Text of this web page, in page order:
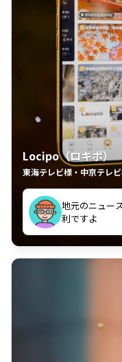
Locipo（ロキポ）
東海テレビ様・中京テレ
中京テレビの
れるの嬉しい
いつも利用さ